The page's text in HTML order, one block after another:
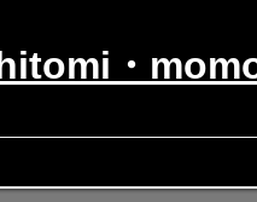
hitomi・